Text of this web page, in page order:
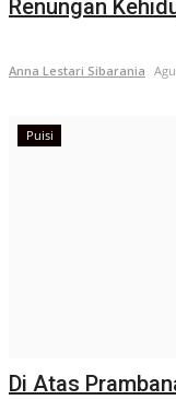
Renungan
Anna Lestari Sibarania
Puisi
Di Atas